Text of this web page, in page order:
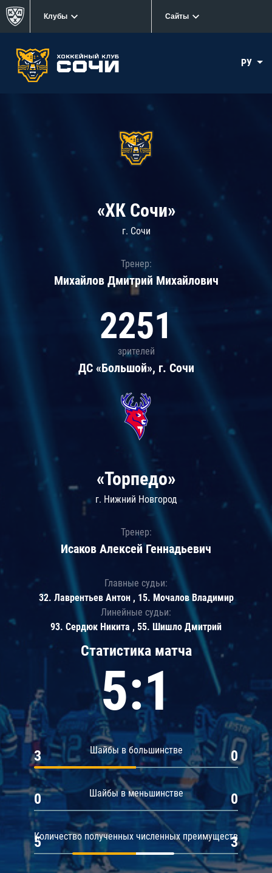
Клубы Сайты
РУ
«ХК Сочи»
г. Сочи
Тренер:
Михайлов Дмитрий Михайлович
2251
зрителей
ДС «Большой», г. Сочи
Статистика матча
5:1
Шайбы в большинстве
3 0
Шайбы в меньшинстве
0 0
Количество полученных численных преимуществ
5 3
«Торпедо»
г. Нижний Новгород
Тренер:
Исаков Алексей Геннадьевич
Главные судьи:
32. Лаврентьев Антон , 15. Мочалов Владимир
Линейные судьи:
93. Сердюк Никита , 55. Шишло Дмитрий